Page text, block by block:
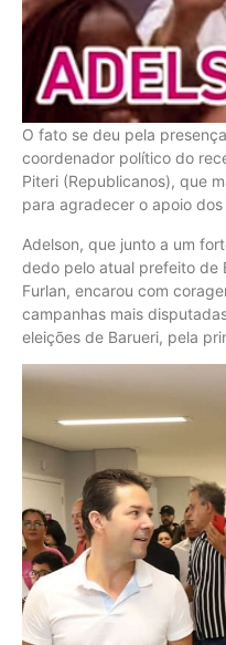
O fato se deu pela
coordenador político do
Piteri (Republicanos), que
para agradecer o apoio
Adelson, que junto a um
dedo pelo atual prefeito de
Furlan, encarou com
campanhas mais
eleições de Barueri, pela